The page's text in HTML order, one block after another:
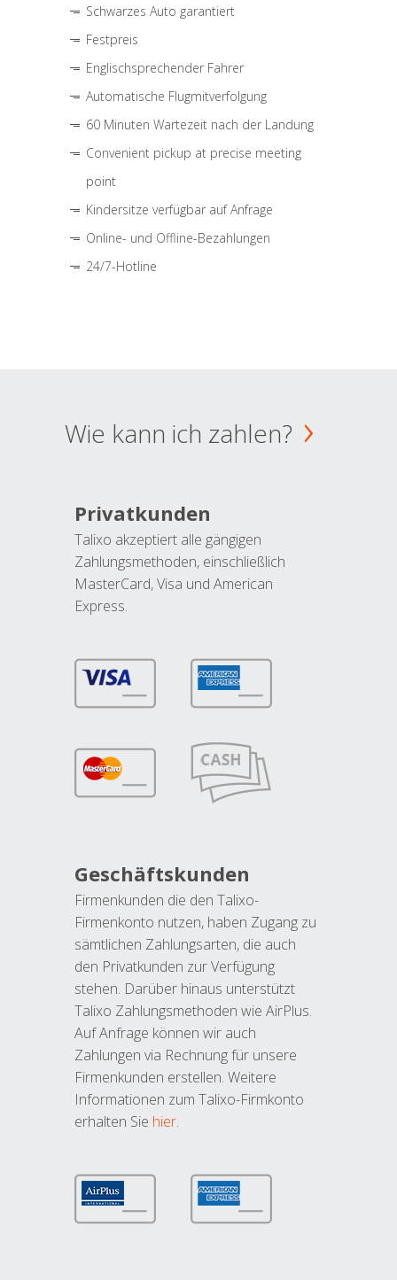
Schwarzes Auto garantiert
Festpreis
Englischsprechender Fahrer
Automatische Flugmitverfolgung
60 Minuten Wartezeit nach der Landung
Convenient pickup at precise meeting
point
Kindersitze verfügbar auf Anfrage
Online- und Offline-Bezahlungen
24/7-Hotline
Wie kann ich zahlen?
Privatkunden
Talixo akzeptiert alle gängigen
Zahlungsmethoden, einschließlich
MasterCard, Visa und American
Express.
Geschäftskunden
Firmenkunden die den Talixo-
Firmenkonto nutzen, haben Zugang zu
sämtlichen Zahlungsarten, die auch
den Privatkunden zur Verfügung
stehen. Darüber hinaus unterstützt
Talixo Zahlungsmethoden wie AirPlus.
Auf Anfrage können wir auch
Zahlungen via Rechnung für unsere
Firmenkunden erstellen. Weitere
Informationen zum Talixo-Firmkonto
erhalten Sie hier.